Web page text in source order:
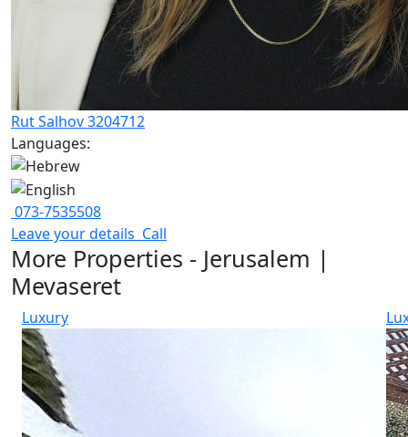
Rut Salhov 3204712
Languages:
073-7535508
Leave your details Call
More Properties - Jerusalem |
Mevaseret
Luxury